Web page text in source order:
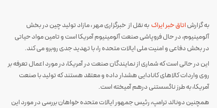
به گزارشاتاق خبر ایراک به نقل از خبرگزاری مهر ، مازاد تولید چین در بخش
آلومینیوم، در حال فروپاشی صنعت آلومینیوم آمریکا است و تامین مواد حیاتی
در بخش دفاعی و امنیت ملی ایالات متحده را، با تهدید جدی روبرو می کند.
این در حالی است که شماری از نمایندگان صنعت در آمریکا، در مورد اعمال تعرفه بر
روی واردات کالاهای کانادایی هشدار داده و معتقد هستند که تولید با صنعت
آمریکا، به طرز ناگسستنی درهم آمیخته است.
همچنین دونالد ترامپ، رئیس جمهور ایالات متحده خواهان بررسی در مورد این